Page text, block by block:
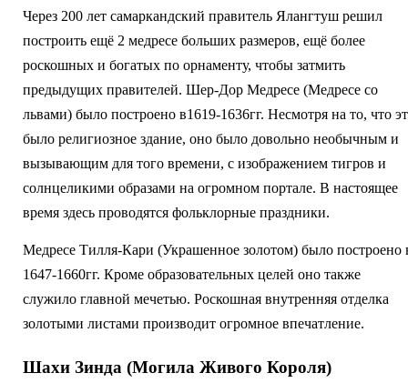
Через 200 лет самаркандский правитель Ялангтуш решил
построить ещё 2 медресе больших размеров, ещё более
роскошных и богатых по орнаменту, чтобы затмить
предыдущих правителей. Шер-Дор Медресе (Медресе со
львами) было построено в1619-1636гг. Несмотря на то, что
было религиозное здание, оно было довольно необычным и
вызывающим для того времени, с изображением тигров и
солнцеликими образами на огромном портале. В настоящее
время здесь проводятся фольклорные праздники.
Медресе Тилля-Кари (Украшенное золотом) было построено
1647-1660гг. Кроме образовательных целей оно также
служило главной мечетью. Роскошная внутренняя отделка
золотыми листами производит огромное впечатление.
Шахи Зинда (Могила Живого Короля)